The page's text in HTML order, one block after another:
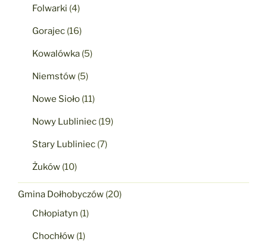
Folwarki (4)
Gorajec (16)
Kowalówka (5)
Niemstów (5)
Nowe Sioło (11)
Nowy Lubliniec (19)
Stary Lubliniec (7)
Żuków (10)
Gmina Dołhobyczów (20)
Chłopiatyn (1)
Chochłów (1)